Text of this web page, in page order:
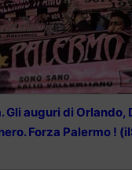
auguri di Orlando,
Forza Palermo !